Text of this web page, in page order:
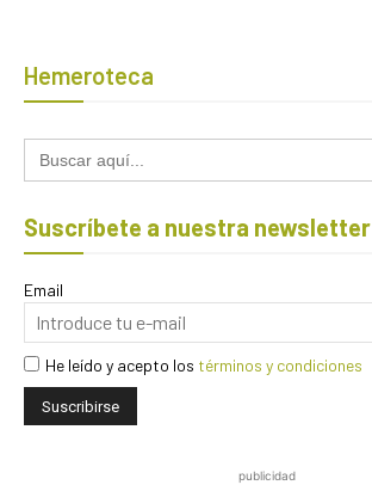
Hemeroteca
Buscar:
Suscríbete a nuestra newsletter
Email
He leído y acepto los términos y condiciones
publicidad